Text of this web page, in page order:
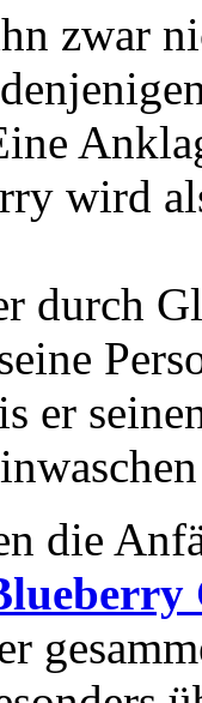
zwar
wird
durch
er
die